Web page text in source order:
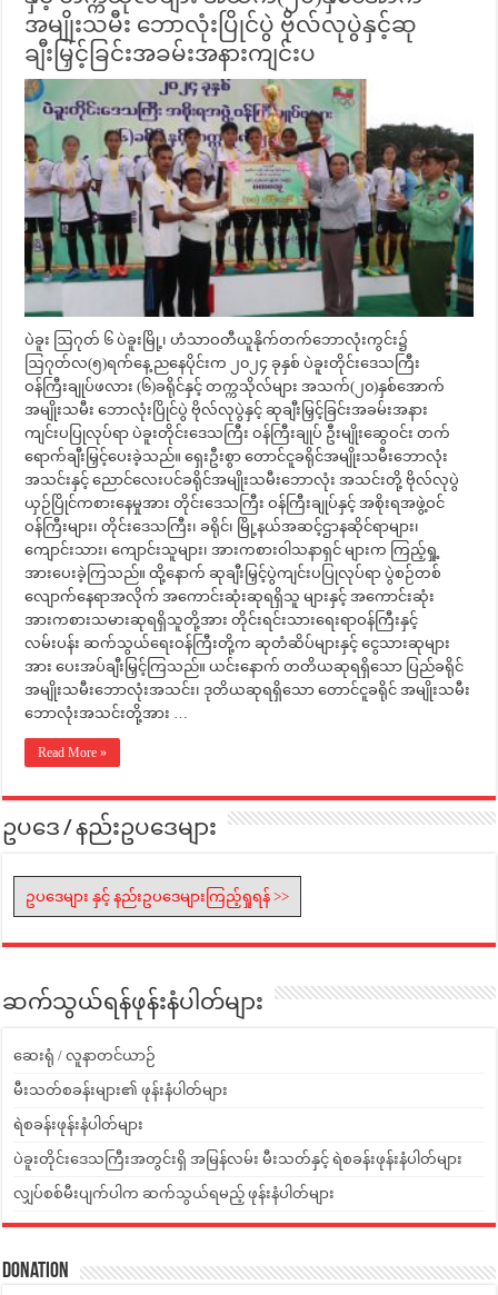
အမျိုးသမီး ဘောလုံးပြိုင်ပွဲ ဗိုလ်လုပွဲနှင့်ဆု
ချီးမြှင့်ခြင်းအခမ်းအနားကျင်းပ
ပဲခူး ဩဂုတ် ၆ ပဲခူးမြို့၊ ဟံသာဝတီယူနိုက်တက်ဘောလုံးကွင်း၌
ဩဂုတ်လ(၅)ရက်နေ့ ညနေပိုင်းက ၂၀၂၄ ခုနှစ် ပဲခူးတိုင်းဒေသကြီး
ဝန်ကြီးချုပ်ဖလား (၆)ခရိုင်နှင့် တက္ကသိုလ်များ အသက်(၂၀)နှစ်အောက်
အမျိုးသမီး ဘောလုံးပြိုင်ပွဲ ဗိုလ်လုပွဲနှင့် ဆုချီးမြှင့်ခြင်းအခမ်းအနား
ကျင်းပပြုလုပ်ရာ ပဲခူးတိုင်းဒေသကြီး ဝန်ကြီးချုပ် ဦးမျိုးဆွေဝင်း တက်
ရောက်ချီးမြှင့်ပေးခဲ့သည်။ ရှေးဦးစွာ တောင်ငူခရိုင်‌အမျိုးသမီးဘောလုံး
အသင်းနှင့် ညောင်လေးပင်ခရိုင်အမျိုးသမီးဘောလုံး အသင်းတို့ ဗိုလ်လုပွဲ
ယှဉ်ပြိုင်ကစားနေမှုအား တိုင်းဒေသကြီး ဝန်ကြီးချုပ်နှင့် အစိုးရအဖွဲ့ဝင်
ဝန်ကြီးများ၊ တိုင်းဒေသကြီး၊ ခရိုင်၊ မြို့နယ်အဆင့်ဌာနဆိုင်ရာများ၊
ကျောင်းသား၊ ကျောင်းသူများ၊ အားကစားဝါသနာရှင် များက ကြည့်ရှု့
အားပေးခဲ့ကြသည်။ ထို့နောက် ဆုချီးမြှင့်ပွဲကျင်းပပြုလုပ်ရာ ပွဲစဉ်တစ်
လျောက်နေရာအလိုက် အကောင်းဆုံးဆုရရှိသူ များနှင့် အကောင်းဆုံး
အားကစားသမားဆုရရှိသူတို့အား တိုင်းရင်းသားရေးရာဝန်ကြီးနှင့်
လမ်းပန်း ဆက်သွယ်ရေးဝန်ကြီးတို့က ဆုတံဆိပ်များနှင့် ငွေသားဆုများ
အား ပေးအပ်ချီးမြှင့်ကြသည်။ ယင်းနောက် တတိယဆုရရှိသော ပြည်ခရိုင်
အမျိုးသမီးဘောလုံးအသင်း၊ ဒုတိယဆုရရှိသော တောင်ငူခရိုင် အမျိုးသမီး
ဘောလုံးအသင်းတို့အား …
Read More »
ဥပဒေ / နည်းဥပဒေများ
ဥပဒေများ နှင့် နည်းဥပဒေများကြည့်ရှုရန် >>
ဆက်သွယ်ရန်ဖုန်းနံပါတ်များ
ဆေးရုံ / လူနာတင်ယာဉ်
မီးသတ်စခန်းများ၏ ဖုန်းနံပါတ်များ
ရဲစခန်းဖုန်းနံပါတ်များ
ပဲခူးတိုင်းဒေသကြီးအတွင်းရှိ အမြန်လမ်း မီးသတ်နှင့် ရဲစခန်းဖုန်းနံပါတ်များ
လျှပ်စစ်မီးပျက်ပါက ဆက်သွယ်ရမည့် ဖုန်းနံပါတ်များ
Donation